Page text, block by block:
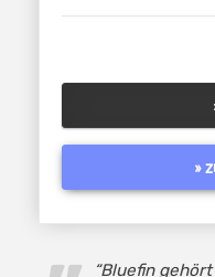
»
“Bluefin